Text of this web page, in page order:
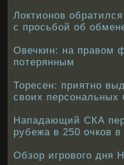
Локтионов
с просьбой об
Овечкин: на правом
потерянным
Торесен: приятно
своих персональных
Нападающий СКА
рубежа в 250 очков
Обзор игрового дня